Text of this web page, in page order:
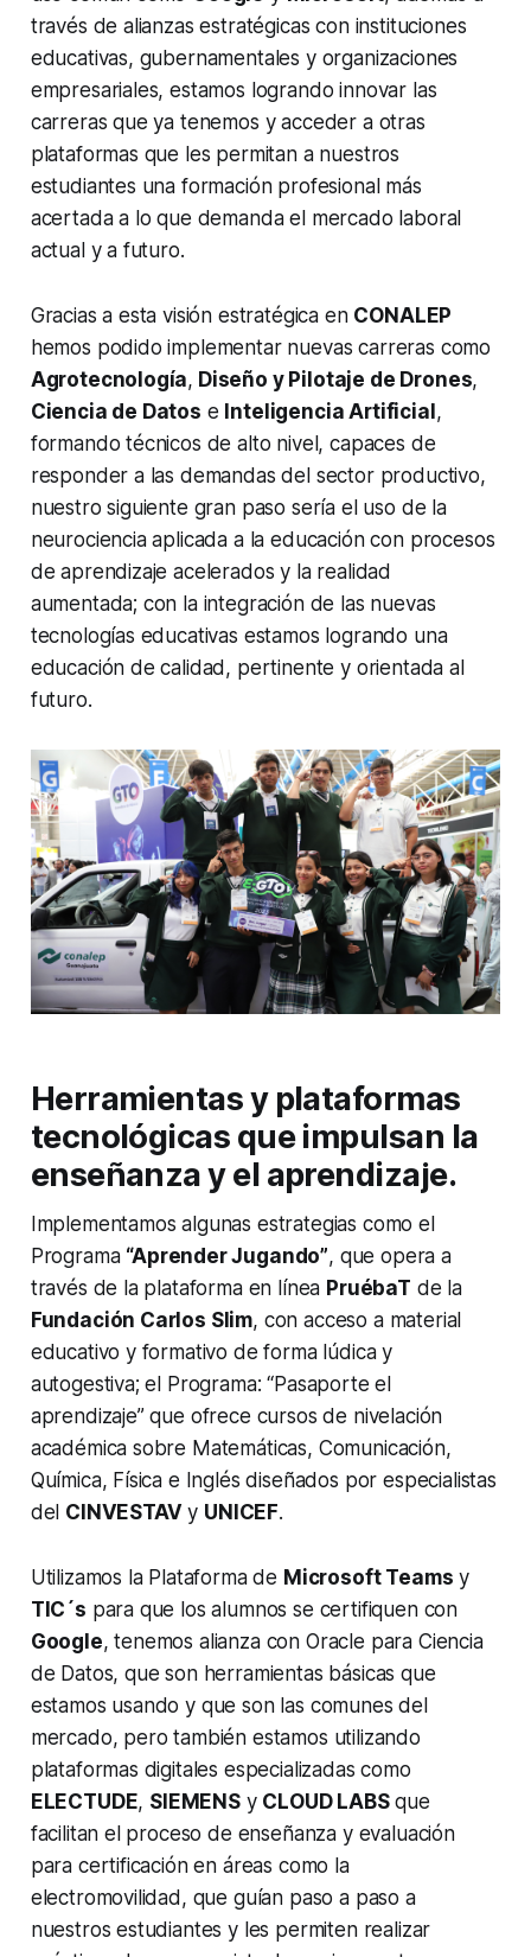
través de alianzas estratégicas con instituciones
educativas, gubernamentales y organizaciones
empresariales, estamos logrando innovar las
carreras que ya tenemos y acceder a otras
plataformas que les permitan a nuestros
estudiantes una formación profesional más
acertada a lo que demanda el mercado laboral
actual y a futuro.
Gracias a esta visión estratégica en CONALEP
hemos podido implementar nuevas carreras como
Agrotecnología, Diseño y Pilotaje de Drones,
Ciencia de Datos e Inteligencia Artificial ,
formando técnicos de alto nivel, capaces de
responder a las demandas del sector productivo,
nuestro siguiente gran paso sería el uso de la
neurociencia aplicada a la educación con procesos
de aprendizaje acelerados y la realidad
aumentada; con la integración de las nuevas
tecnologías educativas estamos logrando una
educación de calidad, pertinente y orientada al
futuro.
Herramientas y plataformas
tecnológicas que impulsan la
enseñanza y el aprendizaje.
Implementamos algunas estrategias como el
Programa “Aprender Jugando”, que opera a
través de la plataforma en línea PruébaT de la
Fundación Carlos Slim, con acceso a material
educativo y formativo de forma lúdica y
autogestiva; el Programa: “Pasaporte el
aprendizaje” que ofrece cursos de nivelación
académica sobre Matemáticas, Comunicación,
Química, Física e Inglés diseñados por especialistas
del CINVESTAVy UNICEF.
Utilizamos la Plataforma de Microsoft Teams y
TIC´s para que los alumnos se certifiquen con
Google, tenemos alianza con Oracle para Ciencia
de Datos, que son herramientas básicas que
estamos usando y que son las comunes del
mercado, pero también estamos utilizando
plataformas digitales especializadas como
ELECTUDE, SIEMENSy CLOUD LABSque
facilitan el proceso de enseñanza y evaluación
para certificación en áreas como la
electromovilidad, que guían paso a paso a
nuestros estudiantes y les permiten realizar